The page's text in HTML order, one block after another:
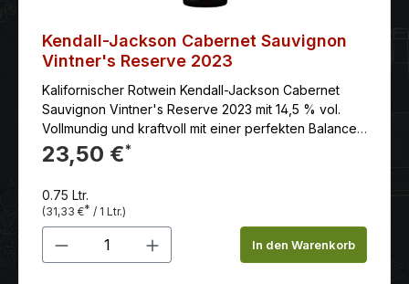
Kendall-Jackson Cabernet Sauvignon
Vintner's Reserve 2023
Kalifornischer Rotwein Kendall-Jackson Cabernet
Sauvignon Vintner's Reserve 2023 mit 14,5 % vol.
Vollmundig und kraftvoll mit einer perfekten Balance
zwischen Tanninen und Säure. Der Abgang ist
langanhaltend und voller Fruchtigkeit mit Nuancen
Vintner's Reserve Cabernet Sauvignon 2018 ist ein
Rotwein aus Kalifornien, USA. Er wird von der
renommierten Weinkellerei Kendall-Jackson
produziert und gilt als einer der besten Cabernet
23,50 €*
0.75 Ltr.
(31,33 €* / 1 Ltr.)
Produkt Anzahl: Gib denIn den Warenkorb